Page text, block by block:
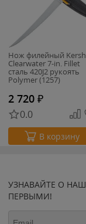
Нож филейный
Clearwater 7-in. Fillet
сталь 420J2 рукоять
Polymer (1257)
2 720 ₽
0.0
В корзину
УЗНАВАЙТЕ О
ПЕРВЫМИ!